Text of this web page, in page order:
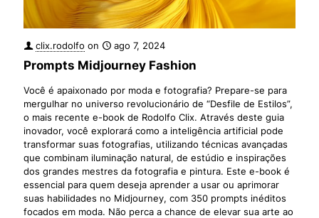
clix.rodolfo on ago 7, 2024
Prompts Midjourney Fashion
Você é apaixonado por moda e fotografia? Prepare-se para
mergulhar no universo revolucionário de “Desfile de Estilos”,
o mais recente e-book de Rodolfo Clix. Através deste guia
inovador, você explorará como a inteligência artificial pode
transformar suas fotografias, utilizando técnicas avançadas
que combinam iluminação natural, de estúdio e inspirações
dos grandes mestres da fotografia e pintura. Este e-book é
essencial para quem deseja aprender a usar ou aprimorar
suas habilidades no Midjourney, com 350 prompts inéditos
focados em moda. Não perca a chance de elevar sua arte ao